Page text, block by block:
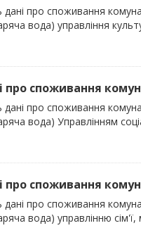
дані про споживання
вода) управління
про споживання
дані про споживання
вода) Управлінням
про споживання
дані про споживання
вода) управлінню сім'ї,